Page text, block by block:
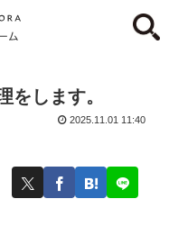
をします。
2025.11.01 11:40